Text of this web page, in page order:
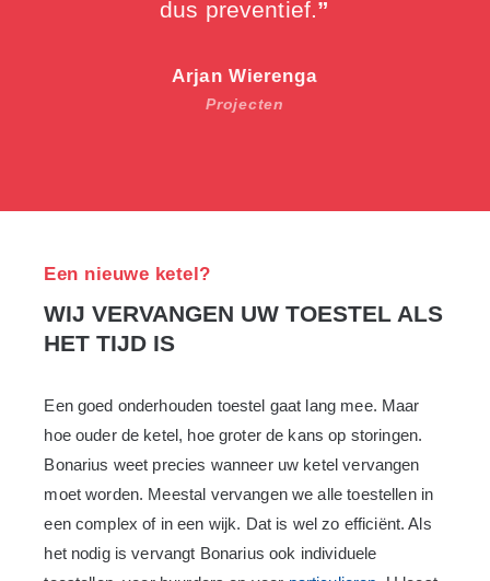
dus preventief.”
Arjan Wierenga
Projecten
Een nieuwe ketel?
WIJ VERVANGEN UW TOESTEL ALS
HET TIJD IS
Een goed onderhouden toestel gaat lang mee. Maar
hoe ouder de ketel, hoe groter de kans op storingen.
Bonarius weet precies wanneer uw ketel vervangen
moet worden. Meestal vervangen we alle toestellen in
een complex of in een wijk. Dat is wel zo efficiënt. Als
het nodig is vervangt Bonarius ook individuele